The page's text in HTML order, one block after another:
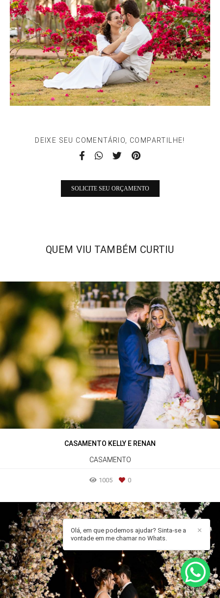
DEIXE SEU COMENTÁRIO, COMPARTILHE!
SOLICITE SEU ORÇAMENTO
QUEM VIU TAMBÉM CURTIU
CASAMENTO KELLY E RENAN
CASAMENTO
1005 0
✕
Olá, em que podemos ajudar? Sinta-se a
vontade em me chamar no Whats.